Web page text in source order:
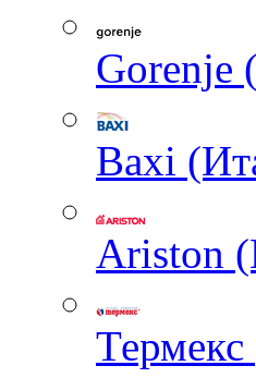
Gorenje
Baxi
Ariston